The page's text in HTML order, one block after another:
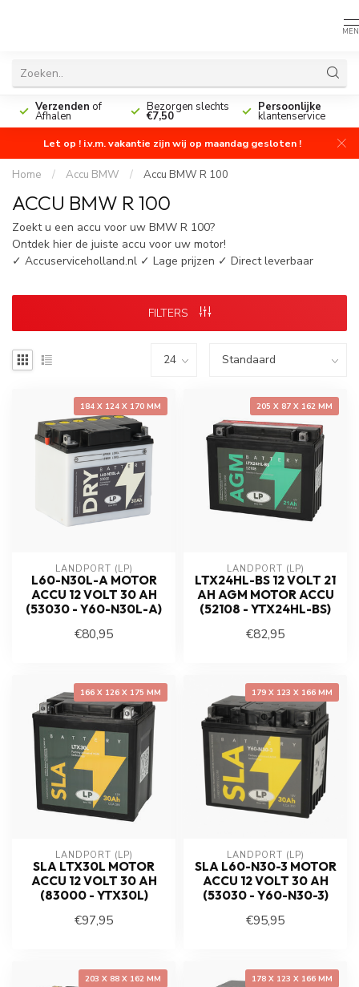
Verzenden of
Afhalen
Bezorgen slechts
€7,50
Persoonlijke
klantenservice
Let op ! i.v.m. vakantie zijn wij op maandag gesloten !
Home / Accu BMW / Accu BMW R 100
ACCU BMW R 100
Zoekt u een accu voor uw BMW R 100?
Ontdek hier de juiste accu voor uw motor!
✓ Accuserviceholland.nl ✓ Lage prijzen ✓ Direct leverbaar
FILTERS
184 X 124 X 170 MM
LANDPORT (LP)
L60-N30L-A MOTOR
ACCU 12 VOLT 30 AH
(53030 - Y60-N30L-A)
€80,95
205 X 87 X 162 MM
LANDPORT (LP)
LTX24HL-BS 12 VOLT 21
AH AGM MOTOR ACCU
(52108 - YTX24HL-BS)
€82,95
166 X 126 X 175 MM
LANDPORT (LP)
SLA LTX30L MOTOR
ACCU 12 VOLT 30 AH
(83000 - YTX30L)
€97,95
179 X 123 X 166 MM
LANDPORT (LP)
SLA L60-N30-3 MOTOR
ACCU 12 VOLT 30 AH
(53030 - Y60-N30-3)
€95,95
203 X 88 X 162 MM 178 X 123 X 166 MM